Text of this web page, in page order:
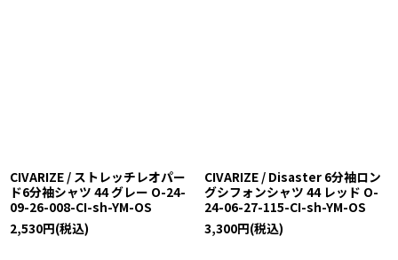
CIVARIZE / ストレッチレオパー
ド6分袖シャツ 44 グレー O-24-
09-26-008-CI-sh-YM-OS
2,530円(税込)
CIVARIZE / Disaster 6分袖ロン
グシフォンシャツ 44 レッド O-
24-06-27-115-CI-sh-YM-OS
3,300円(税込)